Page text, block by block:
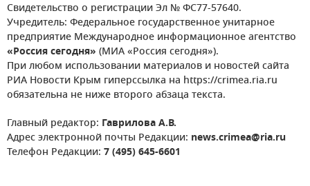
Свидетельство о регистрации Эл № ФС77-57640.
Учредитель: Федеральное государственное унитарное
предприятие Международное информационное агентство
«Россия сегодня» (МИА «Россия сегодня»).
При любом использовании материалов и новостей сайта
РИА Новости Крым гиперссылка на https://crimea.ria.ru
обязательна не ниже второго абзаца текста.
Главный редактор: Гаврилова А.В.
Адрес электронной почты Редакции: news.crimea@ria.ru
Телефон Редакции: 7 (495) 645-6601